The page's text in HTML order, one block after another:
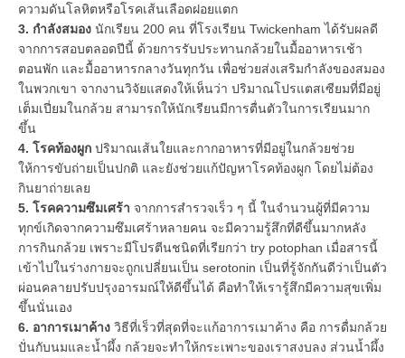
ความดันโลหิตหรือโรคเส้นเลือดฝอยแตก
3. กำลังสมอง นักเรียน 200 คน ที่โรงเรียน Twickenham ได้รับผลดี
จากการสอบตลอดปีนี้ ด้วยการรับประทานกล้วยในมื้ออาหารเช้า
ตอนพัก และมื้ออาหารกลางวันทุกวัน เพื่อช่วยส่งเสริมกำลังของสมอง
ในพวกเขา จากงานวิจัยแสดงให้เห็นว่า ปริมาณโปรแตสเซียมที่มีอยู่
เต็มเปี่ยมในกล้วย สามารถให้นักเรียนมีการตื่นตัวในการเรียนมาก
ขึ้น
4. โรคท้องผูก ปริมาณเส้นใยและกากอาหารที่มีอยู่ในกล้วยช่วย
ให้การขับถ่ายเป็นปกติ และยังช่วยแก้ปัญหาโรคท้องผูก โดยไม่ต้อง
กินยาถ่ายเลย
5. โรคความซึมเศร้า จากการสำรวจเร็ว ๆ นี้ ในจำนวนผู้ที่มีความ
ทุกข์เกิดจากความซึมเศร้าหลายคน จะมีความรู้สึกที่ดีขึ้นมากหลัง
การกินกล้วย เพราะมีโปรตีนชนิดที่เรียกว่า try potophan เมื่อสารนี้
เข้าไปในร่างกายจะถูกเปลี่ยนเป็น serotonin เป็นที่รู้จักกันดีว่าเป็นตัว
ผ่อนคลายปรับปรุงอารมณ์ให้ดีขึ้นได้ คือทำให้เรารู้สึกมีความสุขเพิ่ม
ขึ้นนั่นเอง
6. อาการเมาค้าง วิธีที่เร็วที่สุดที่จะแก้อาการเมาค้าง คือ การดื่มกล้วย
ปั่นกับนมและน้ำผึ้ง กล้วยจะทำให้กระเพาะของเราสงบลง ส่วนน้ำผึ้ง